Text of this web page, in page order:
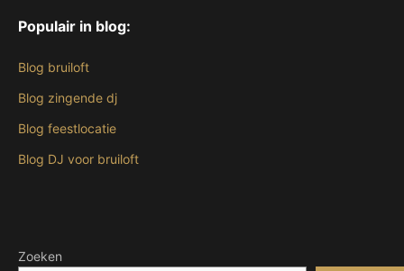
Populair in blog:
Blog bruiloft
Blog zingende dj
Blog feestlocatie
Blog DJ voor bruiloft
Zoeken